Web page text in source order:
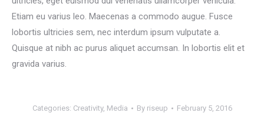
Etiam eu varius leo. Maecenas a commodo augue. Fusce
lobortis ultricies sem, nec interdum ipsum vulputate a.
Quisque at nibh ac purus aliquet accumsan. In lobortis elit et
gravida varius.
Categories: Creativity, Media By riseup February 5, 2016